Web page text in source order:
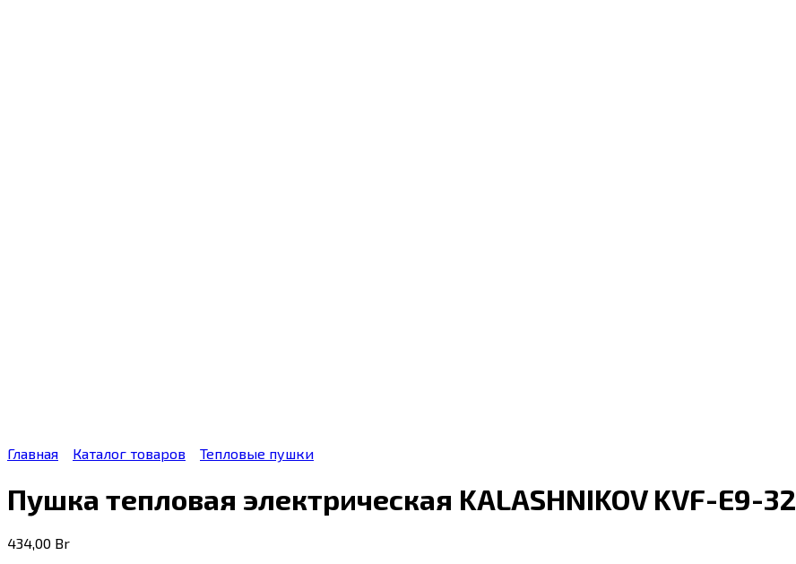
Главная Каталог товаров Тепловые пушки
Пушка тепловая электрическая KALASHNIKOV KVF-E9-32
434,00 Br